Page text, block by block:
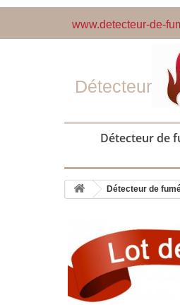
www.detecteur-de-
Détecteur
Détecteur de
Détecteur de